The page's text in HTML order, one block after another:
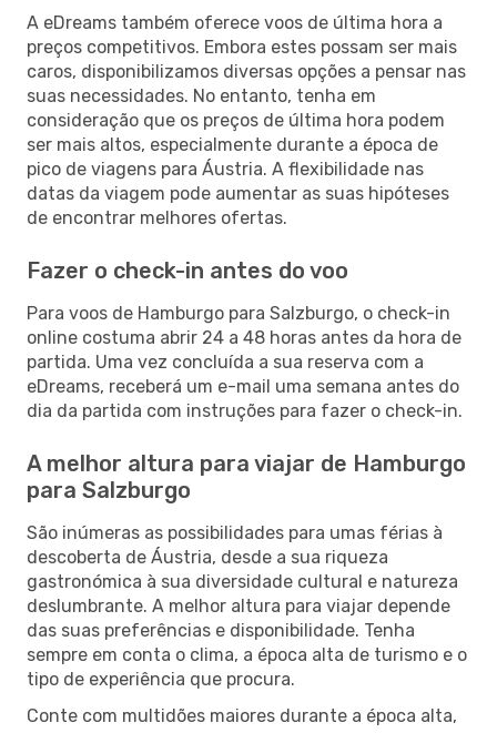
A eDreams também oferece voos de última hora a
preços competitivos. Embora estes possam ser mais
caros, disponibilizamos diversas opções a pensar nas
suas necessidades. No entanto, tenha em
consideração que os preços de última hora podem
ser mais altos, especialmente durante a época de
pico de viagens para Áustria. A flexibilidade nas
datas da viagem pode aumentar as suas hipóteses
de encontrar melhores ofertas.
Fazer o check-in antes do voo
Para voos de Hamburgo para Salzburgo, o check-in
online costuma abrir 24 a 48 horas antes da hora de
partida. Uma vez concluída a sua reserva com a
eDreams, receberá um e-mail uma semana antes do
dia da partida com instruções para fazer o check-in.
A melhor altura para viajar de Hamburgo
para Salzburgo
São inúmeras as possibilidades para umas férias à
descoberta de Áustria, desde a sua riqueza
gastronómica à sua diversidade cultural e natureza
deslumbrante. A melhor altura para viajar depende
das suas preferências e disponibilidade. Tenha
sempre em conta o clima, a época alta de turismo e o
tipo de experiência que procura.
Conte com multidões maiores durante a época alta,